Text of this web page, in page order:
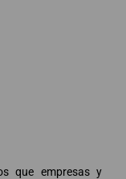
que empresas y